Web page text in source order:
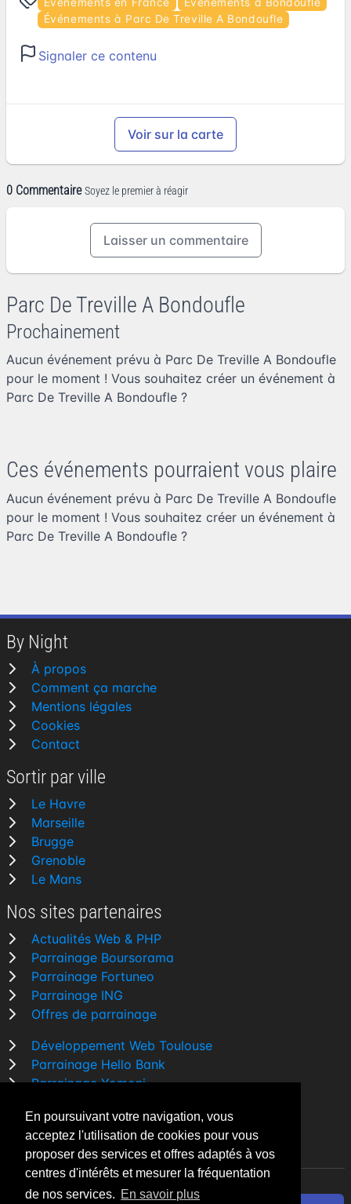
En poursuivant votre navigation, vous
acceptez l'utilisation de cookies pour vous
proposer des services et offres adaptés à vos
centres d'intérêts et mesurer la fréquentation
de nos services. En savoir plus
Événements à Parc De Treville A Bondoufle
Signaler ce contenu
Voir sur la carte
0 Commentaire Soyez le premier à réagir
Laisser un commentaire
Parc De Treville A Bondoufle
Prochainement
Aucun événement prévu à Parc De Treville A Bondoufle
pour le moment ! Vous souhaitez créer un événement à
Parc De Treville A Bondoufle ?
Ces événements pourraient vous plaire
Aucun événement prévu à Parc De Treville A Bondoufle
pour le moment ! Vous souhaitez créer un événement à
Parc De Treville A Bondoufle ?
By Night
À propos
Comment ça marche
Mentions légales
Cookies
Contact
Sortir par ville
Le Havre
Marseille
Brugge
Grenoble
Le Mans
Nos sites partenaires
Actualités Web & PHP
Parrainage Boursorama
Parrainage Fortuneo
Parrainage ING
Offres de parrainage
Développement Web Toulouse
Parrainage Hello Bank
Parrainage Yomoni
Comparatif banque